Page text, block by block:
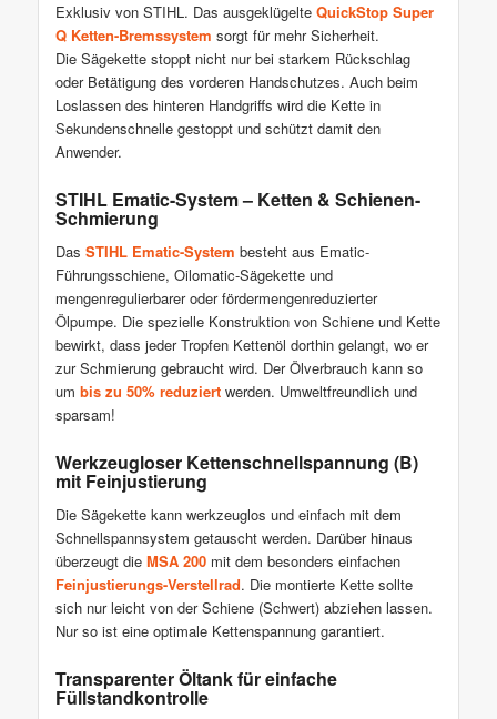
Exklusiv von STIHL. Das ausgeklügelte QuickStop Super
Q Ketten-Bremssystem sorgt für mehr Sicherheit.
Die Sägekette stoppt nicht nur bei starkem Rückschlag
oder Betätigung des vorderen Handschutzes. Auch beim
Loslassen des hinteren Handgriffs wird die Kette in
Sekundenschnelle gestoppt und schützt damit den
Anwender.
STIHL Ematic-System – Ketten & Schienen-
Schmierung
Das STIHL Ematic-System besteht aus Ematic-
Führungsschiene, Oilomatic-Sägekette und
mengenregulierbarer oder fördermengenreduzierter
Ölpumpe. Die spezielle Konstruktion von Schiene und Kette
bewirkt, dass jeder Tropfen Kettenöl dorthin gelangt, wo er
zur Schmierung gebraucht wird. Der Ölverbrauch kann so
um bis zu 50% reduziertwerden. Umweltfreundlich und
sparsam!
Werkzeugloser Kettenschnellspannung (B)
mit Feinjustierung
Die Sägekette kann werkzeuglos und einfach mit dem
Schnellspannsystem getauscht werden. Darüber hinaus
überzeugt die MSA 200mit dem besonders einfachen
Feinjustierungs-Verstellrad. Die montierte Kette sollte
sich nur leicht von der Schiene (Schwert) abziehen lassen.
Nur so ist eine optimale Kettenspannung garantiert.
Transparenter Öltank für einfache
Füllstandkontrolle